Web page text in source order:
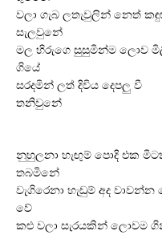
වලා ගැබ ලතැවුලින් නෙත්
සැලවුනේ
මල හිරුගෙ සුසුමින්ම ලොව
ගියේ
සරදමින් ලත් දිවිය දෙපලු වී
තනිවුනේ
නුහුලනා හැඟුම් පොදි එක
තබමිනේ
වැගිරෙනා හැඬුම් අද
වේ
කළු වලා සැරයකින් ලොවම